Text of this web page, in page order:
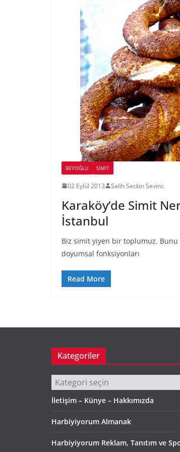
BEYOĞLU SIMIT
02 Eylül 2013 Salih Seckin Sevinc
Karaköy’de Simit
İstanbul
Biz simit yiyen bir toplumuz. Bunu
doyumsal fonksiyonları
Read More
Kategoriler
Kategoriler
İletişim – Künye – Hakkımızda
Harbiyiyorum Almanak
Harbiyiyorum Reklam, Tanıtım ve